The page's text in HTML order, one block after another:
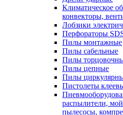
Климатическое
конвекторы,
Лобзики
Перфораторы
Пилы монтажные
Пилы сабельные
Пилы
Пилы цепные
Пилы
Пистолеты
распылители,
пылесосы,